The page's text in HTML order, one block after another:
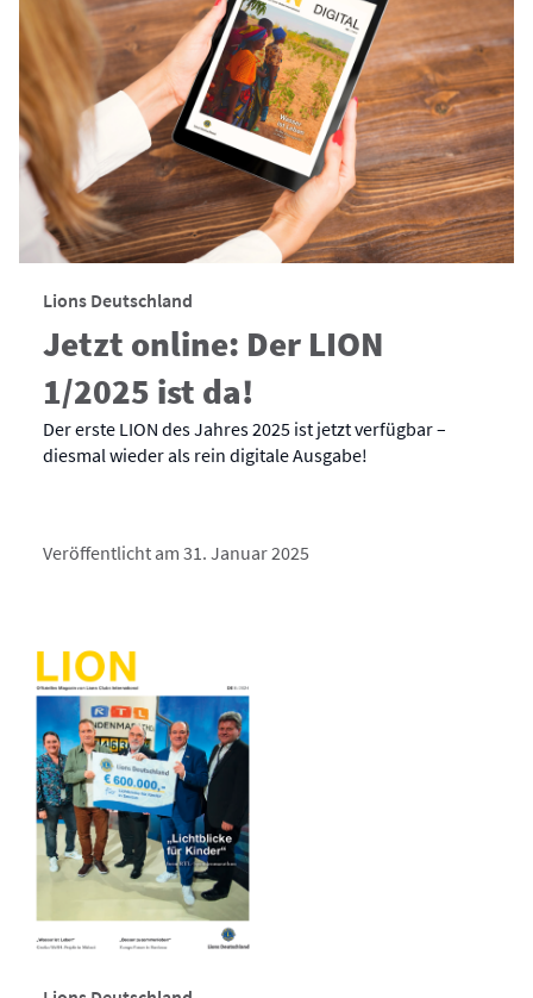
Lions Deutschland
Jetzt online: Der LION
1/2025 ist da!
Der erste LION des Jahres 2025 ist jetzt verfügbar –
diesmal wieder als rein digitale Ausgabe!
Veröffentlicht am 31. Januar 2025